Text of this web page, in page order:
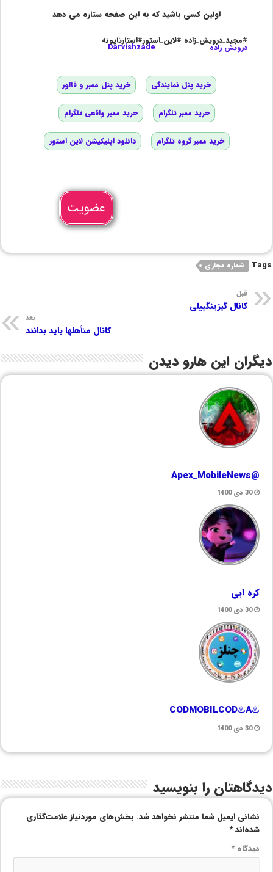
اولین کسی باشید که به این صفحه ستاره می دهد
#مجید_درویش_زاده #لاین_استور#استارتاپونه
درویش زاده Darvishzade
خرید پنل نمایندگی خرید پنل ممبر و فالور
خرید ممبر تلگرام خرید ممبر واقعی تلگرام
خرید ممبر گروه تلگرام دانلود اپلیکیشن لاین استور
عضویت
Tags شماره مجازی
قبل
کانال گیزینگییلی
بعد
کانال متأهلها باید بدانند
دیگران این هارو دیدن
@Apex_MobileNews
30 دی 1400
کره ایی
30 دی 1400
♨️CODMOBILCOD♨️A
30 دی 1400
دیدگاهتان را بنویسید
نشانی ایمیل شما منتشر نخواهد شد. بخش‌های موردنیاز علامت‌گذاری
شده‌اند*
دیدگاه*